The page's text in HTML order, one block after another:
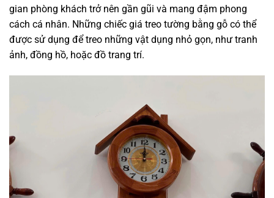
gian phòng khách trở nên gần gũi và mang đậm phong
cách cá nhân. Những chiếc giá treo tường bằng gỗ có thể
được sử dụng để treo những vật dụng nhỏ gọn, như tranh
ảnh, đồng hồ, hoặc đồ trang trí.